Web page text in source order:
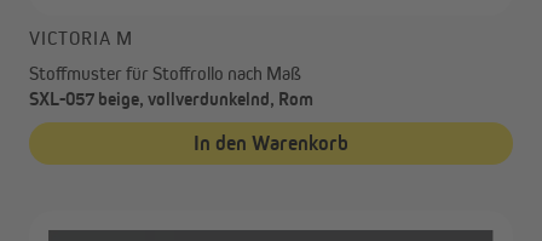
VICTORIA M
Stoffmuster für Stoffrollo nach Maß
SXL-057 beige, vollverdunkelnd, Rom
In den Warenkorb